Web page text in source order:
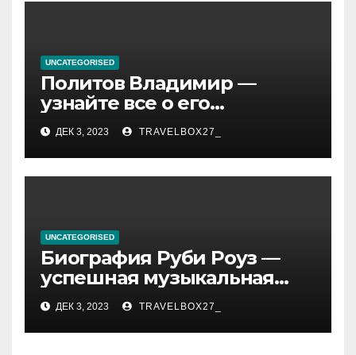
UNCATEGORISED
Политов Владимир —
узнайте все о его
биографии, возрасте и
впечатляющих
достижениях!
ДЕК 3, 2023 TRAVELBOX27_
UNCATEGORISED
Биография Руби Роуз —
успешная музыкальная
карьера, личная жизнь и
знаковые достижения
ДЕК 3, 2023 TRAVELBOX27_